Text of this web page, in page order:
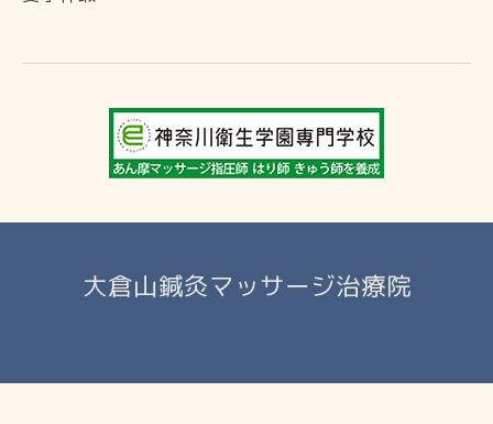
大倉山鍼灸マッサージ治療院